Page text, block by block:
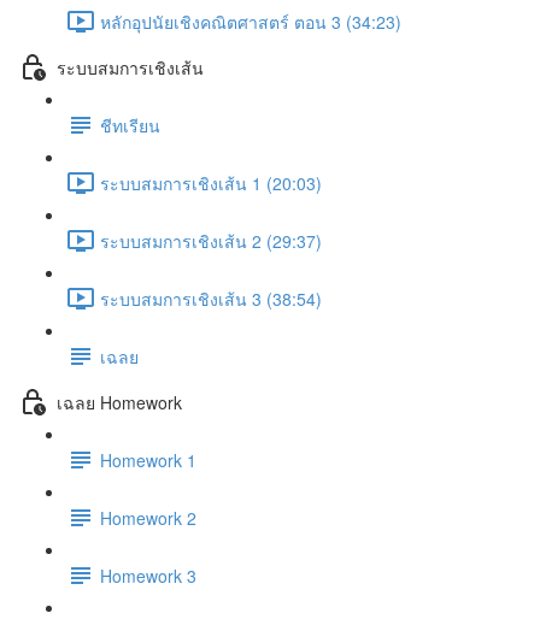
หลักอุปนัยเชิงคณิตศาสตร์ ตอน 3 (34:23)
ระบบสมการเชิงเส้น
ชีทเรียน
ระบบสมการเชิงเส้น 1 (20:03)
ระบบสมการเชิงเส้น 2 (29:37)
ระบบสมการเชิงเส้น 3 (38:54)
เฉลย
เฉลย Homework
Homework 1
Homework 2
Homework 3